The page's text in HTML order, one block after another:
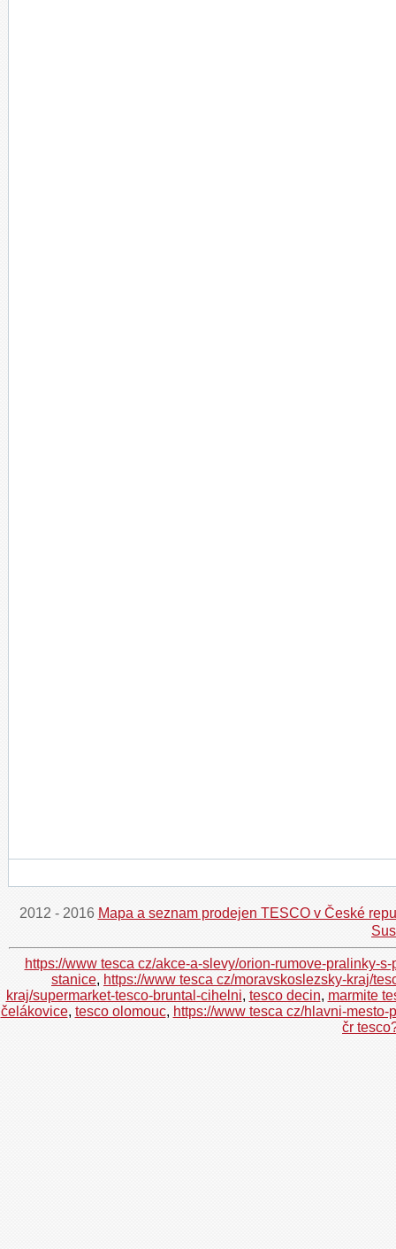
2012 - 2016 Mapa a seznam prodejen TESCO v České
https://www tesca cz/akce-a-slevy/orion-rumove-pralinky-
stanice, https://www tesca cz/moravskoslezsky-kraj/
kraj/supermarket-tesco-bruntal-cihelni, tesco decin, marmite
čelákovice, tesco olomouc, https://www tesca cz/hlavni-
čr